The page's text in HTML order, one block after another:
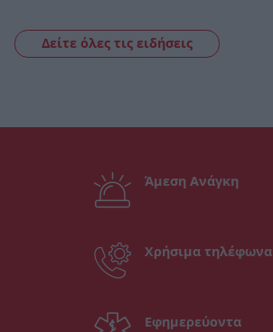
Δείτε όλες τις ειδήσεις
Άμεση Ανάγκη
Χρήσιμα τηλέφωνα
Εφημερεύοντα